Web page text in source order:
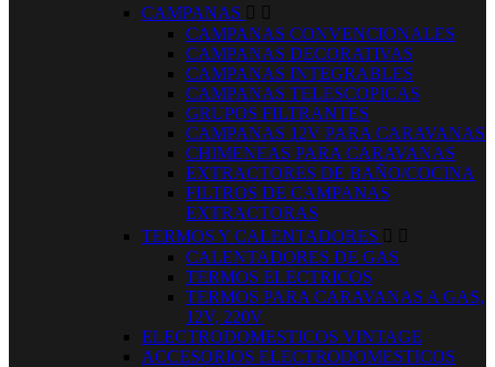
CAMPANAS  
CAMPANAS CONVENCIONALES
CAMPANAS DECORATIVAS
CAMPANAS INTEGRABLES
CAMPANAS TELESCOPICAS
GRUPOS FILTRANTES
CAMPANAS 12V PARA CARAVANAS
CHIMENEAS PARA CARAVANAS
EXTRACTORES DE BAÑO/COCINA
FILTROS DE CAMPANAS
EXTRACTORAS
TERMOS Y CALENTADORES  
CALENTADORES DE GAS
TERMOS ELECTRICOS
TERMOS PARA CARAVANAS A GAS,
12V, 220V
ELECTRODOMESTICOS VINTAGE
ACCESORIOS ELECTRODOMESTICOS